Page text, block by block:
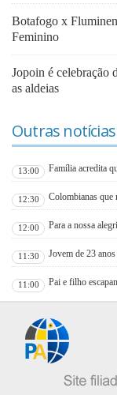
Botafogo x
Feminino
Jopoin é celebração
as aldeias
Outras notícias
13:00 Família acredita
12:30 Colombianas que
12:00 Para a nossa
11:30 Jovem de 23
11:00 Pai e filho